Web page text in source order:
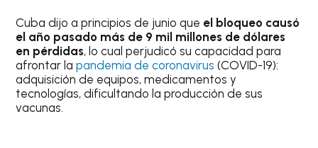
Cuba dijo a principios de junio que el bloqueo causó
el año pasado más de 9 mil millones de dólares
en pérdidas, lo cual perjudicó su capacidad para
afrontar lapandemia de coronavirus (COVID-19):
adquisición de equipos, medicamentos y
tecnologías, dificultando la producción de sus
vacunas.